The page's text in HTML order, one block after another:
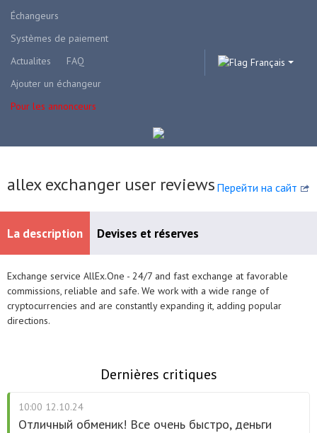
Échangeurs
Systèmes de paiement
Actualites
FAQ
Ajouter un échangeur
Pour les annonceurs
Français
Перейти на сайт
allex exchanger user reviews
La description Devises et réserves
Systèmes de paiement disponibles
Exchange service AllEx.One - 24/7 and fast exchange at favorable
commissions, reliable and safe. We work with a wide range of
cryptocurrencies and are constantly expanding it, adding popular
directions.
Dernières critiques
10:00 12.10.24
Отличный обменик! Все очень быстро, деньги